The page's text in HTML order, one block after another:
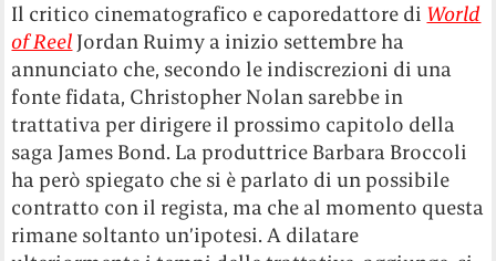
Il critico cinematografico e caporedattore di World
of Reel Jordan Ruimy a inizio settembre ha
annunciato che, secondo le indiscrezioni di una
fonte fidata, Christopher Nolan sarebbe in
trattativa per dirigere il prossimo capitolo della
saga James Bond. La produttrice Barbara Broccoli
ha però spiegato che si è parlato di un possibile
contratto con il regista, ma che al momento questa
rimane soltanto un’ipotesi. A dilatare